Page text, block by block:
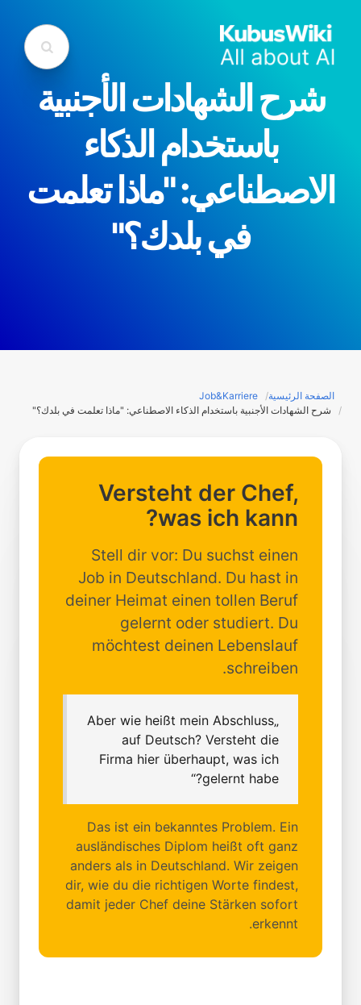
شرح الشهادات الأجنبية
باستخدام الذكاء
الاصطناعي: "ماذا تعلمت
في بلدك؟"
الصفحة الرئيسية
Job&Karriere
شرح الشهادات الأجنبية باستخدام الذكاء الاصطناعي: "ماذا تعلمت في بلدك؟"
Versteht der Chef,
was ich kann?
Stell dir vor: Du suchst einen
Job in Deutschland. Du hast in
deiner Heimat einen tollen Beruf
gelernt oder studiert. Du
möchtest deinen Lebenslauf
schreiben.
„Aber wie heißt mein Abschluss
auf Deutsch? Versteht die
Firma hier überhaupt, was ich
gelernt habe?“
Das ist ein bekanntes Problem. Ein
ausländisches Diplom heißt oft ganz
anders als in Deutschland. Wir zeigen
dir, wie du die richtigen Worte findest,
damit jeder Chef deine Stärken sofort
erkennt.